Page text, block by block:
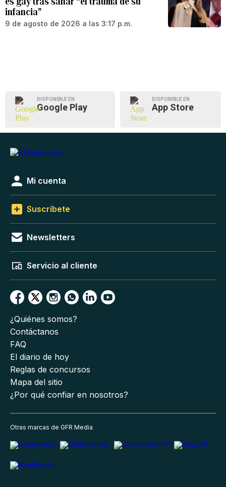
infancia”
9 de agosto de 2026 a las 3:17 p.m.
DISPONIBLE EN
Google Play
DISPONIBLE EN
App Store
Mi cuenta
Suscríbete
Newsletters
Servicio al cliente
¿Quiénes somos?
Contáctanos
FAQ
El diario de hoy
Reglas de concursos
Mapa del sitio
¿Por qué confiar en nosotros?
Otras marcas de GFR Media